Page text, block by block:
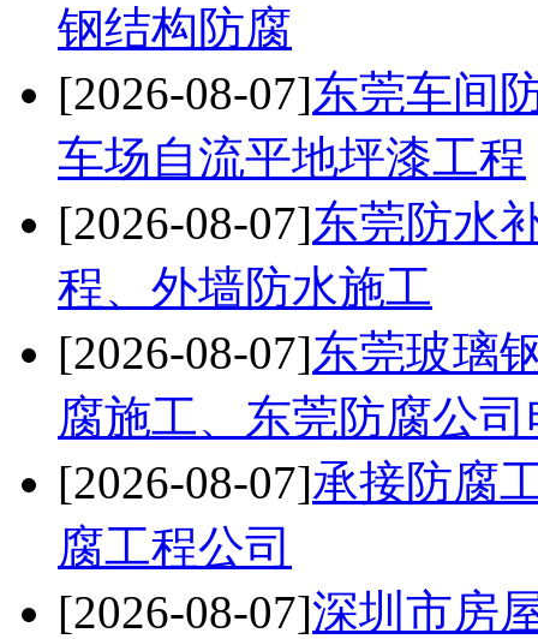
钢结构防腐
[2026-08-07]东莞车间
车场自流平地坪漆工程
[2026-08-07]东莞防水
程、外墙防水施工
[2026-08-07]东莞玻璃
腐施工、东莞防腐公
[2026-08-07]承接防腐
腐工程公司
[2026-08-07]深圳市房